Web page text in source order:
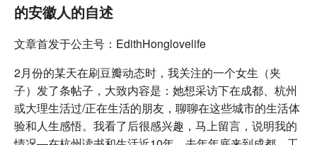
的安徽人的自述
文章首发于公主号：EdithHonglovelife
2月份的某天在刷豆瓣动态时，我关注的一个女生（夹
子）发了条帖子，大致内容是：她想采访下在成都、杭州
或大理生活过/正在生活的朋友，聊聊在这些城市的生活体
验和人生感悟。我看了后很感兴趣，马上留言，说明我的